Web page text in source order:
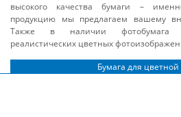
высокого качества бумаги –
продукцию мы предлагаем вашему
Также в наличии
реалистических цветных
Бумага для цветной